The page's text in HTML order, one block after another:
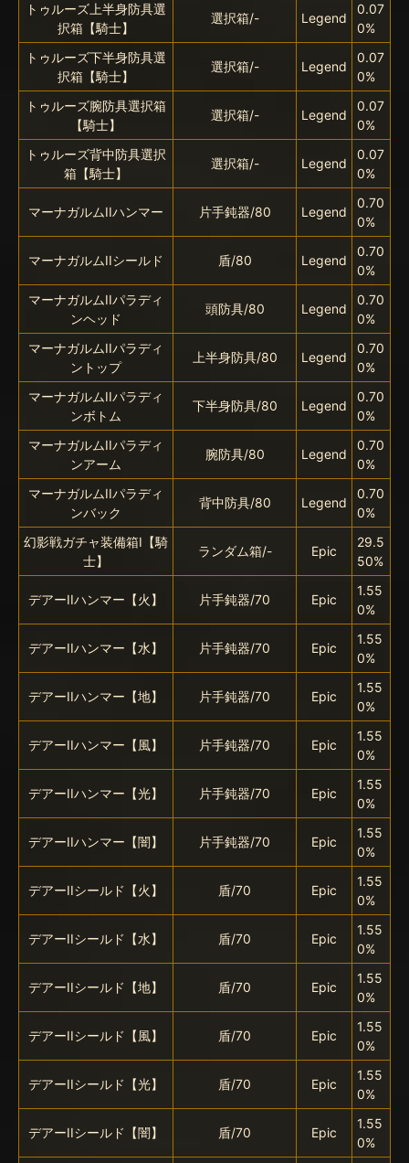
トゥルーズ上半身防具選
択箱【騎士】
選択箱/- Legend
0.07
0%
トゥルーズ下半身防具選
択箱【騎士】
選択箱/- Legend
0.07
0%
トゥルーズ腕防具選択箱
【騎士】
選択箱/- Legend
0.07
0%
トゥルーズ背中防具選択
箱【騎士】
選択箱/- Legend
0.07
0%
マーナガルムIIハンマー 片手鈍器/80 Legend
0.70
0%
マーナガルムIIシールド 盾/80 Legend
0.70
0%
マーナガルムIIパラディ
ンヘッド
頭防具/80 Legend
0.70
0%
マーナガルムIIパラディ
ントップ
上半身防具/80 Legend
0.70
0%
マーナガルムIIパラディ
ンボトム
下半身防具/80 Legend
0.70
0%
マーナガルムIIパラディ
ンアーム
腕防具/80 Legend
0.70
0%
マーナガルムIIパラディ
ンバック
背中防具/80 Legend
0.70
0%
幻影戦ガチャ装備箱I【騎
士】
ランダム箱/- Epic
29.5
50%
デアーIIハンマー【火】 片手鈍器/70 Epic
1.55
0%
デアーIIハンマー【水】 片手鈍器/70 Epic
1.55
0%
デアーIIハンマー【地】 片手鈍器/70 Epic
1.55
0%
デアーIIハンマー【風】 片手鈍器/70 Epic
1.55
0%
デアーIIハンマー【光】 片手鈍器/70 Epic
1.55
0%
デアーIIハンマー【闇】 片手鈍器/70 Epic
1.55
0%
デアーIIシールド【火】 盾/70 Epic
1.55
0%
デアーIIシールド【水】 盾/70 Epic
1.55
0%
デアーIIシールド【地】 盾/70 Epic
1.55
0%
デアーIIシールド【風】 盾/70 Epic
1.55
0%
デアーIIシールド【光】 盾/70 Epic
1.55
0%
デアーIIシールド【闇】 盾/70 Epic
1.55
0%